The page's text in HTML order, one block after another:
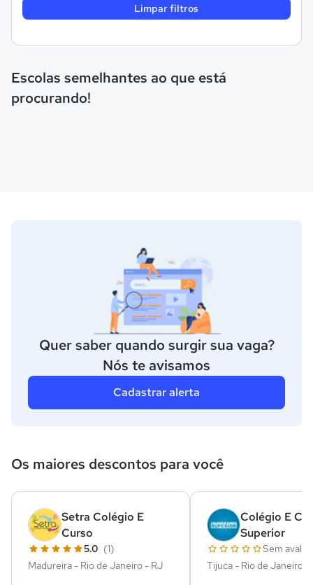
Limpar filtros
Escolas semelhantes ao que está
procurando!
Quer saber quando surgir sua vaga?
Nós te avisamos
Cadastrar alerta
Os maiores descontos para você
Setra Colégio E
Curso
5.0 (1)
Madureira - Rio de Janeiro - RJ
Colégio E
Superior
Sem
Tijuca - Rio de Janeiro -